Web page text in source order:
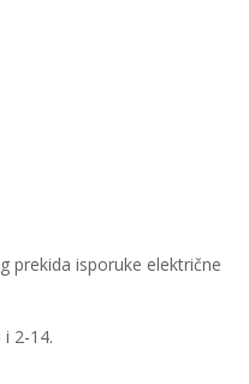
prekida isporuke električne
2-14.